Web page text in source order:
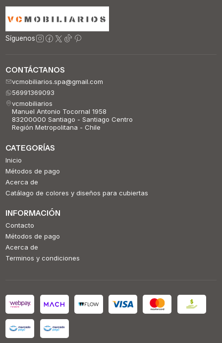
Síguenos
CONTÁCTANOS
vcmobiliarios.spa@gmail.com
56991369093
vcmobiliarios
Manuel Antonio Tocornal 1958
83200000 Santiago - Santiago Centro
Región Metropolitana - Chile
CATEGORÍAS
Inicio
Métodos de pago
Acerca de
Catálago de colores y diseños para cubiertas
INFORMACIÓN
Contacto
Métodos de pago
Acerca de
Terminos y condiciones